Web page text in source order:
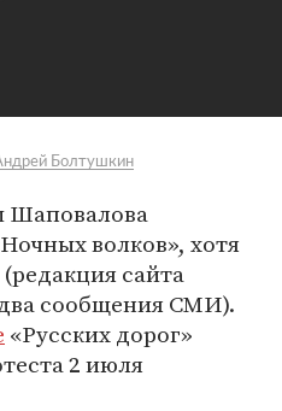
Болтушкин
Шаповалова
волков», хотя
сайта
сообщения СМИ).
«Русских дорог»
2 июля